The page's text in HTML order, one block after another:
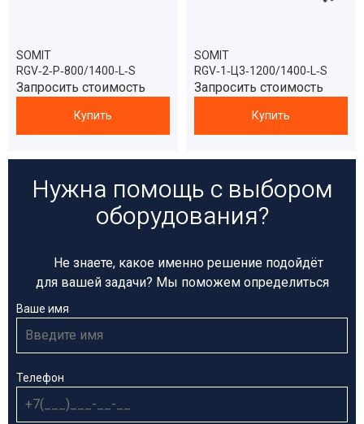
Нужна помощь с выбором
оборудования?
Не знаете, какое именно решение подойдёт
для вашей задачи? Мы поможем определиться
Ваше имя
Телефон
SOMIT
RGV‑2‑Р‑800/1400‑L‑S
Запросить стоимость
Купить
SOMIT
RGV‑1‑Ц3‑1200/1400‑L‑S
Запросить стоимость
Купить